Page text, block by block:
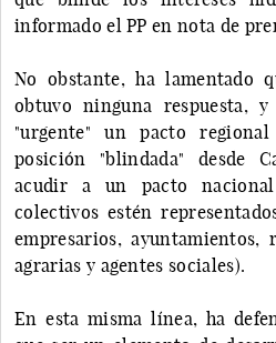
informado el PP en nota de
No obstante, ha lamentado
obtuvo ninguna respuesta,
"urgente" un pacto
posición "blindada" desde
acudir a un pacto
colectivos estén
empresarios, ayuntamientos,
agrarias y agentes sociales).
En esta misma línea, ha